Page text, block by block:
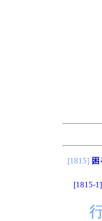
[1815]
[1815-1]